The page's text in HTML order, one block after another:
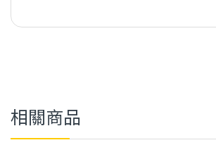
相關商品